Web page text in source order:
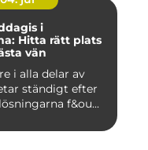
i
Hitta rätt plats
vän
i alla delar av
ständigt efter
f&ou...